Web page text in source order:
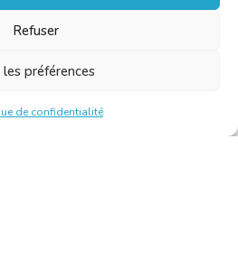
Refuser
les préférences
de confidentialité